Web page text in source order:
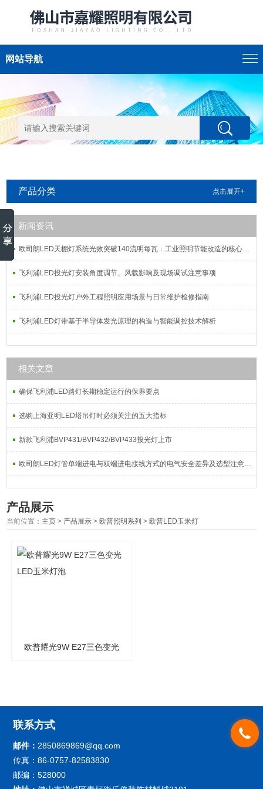
网站导航
产品分类 点击展开+
新闻资讯
欧司朗LED天棚灯系统光效突破140流明每瓦：工业照明节能改造的核心指标解析
飞利浦LED投光灯安装角度调节、风载影响及现场调试注意事项
飞利浦LED投光灯户外工程照明应用场景与日常维护检修指南
飞利浦LED灯带基于半导体发光原理的构造与智能调控技术解析
相关文章
确保飞利浦LED路灯长期稳定运行的保养要点
选购上海亚明LED塔吊灯时必须关注的五大指标
新款飞利浦BVP431/BVP432/BVP433投光灯上市
欧司朗LED灯管单端进电与双端进电接线方式的电气安全差异及选型注意事项
产品展示
当前位置： 主页 > 产品展示 > 欧普照明系列 > 欧普LED玉米灯
欧普耀光9W E27三色变光
联系方式
邮件： 2850869869@qq.com
传真：86-0757-82583830
邮编：528000